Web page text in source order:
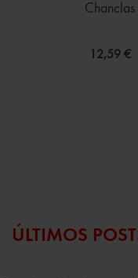
12,59 €
ÚLTIMOS